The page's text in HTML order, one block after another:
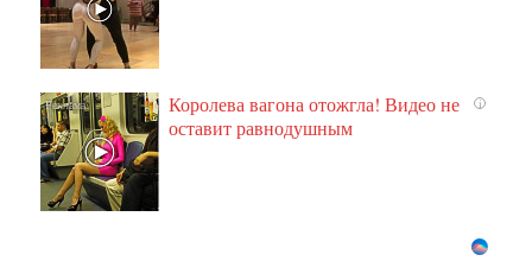
i
Королева вагона отожгла! Видео не
оставит равнодушным